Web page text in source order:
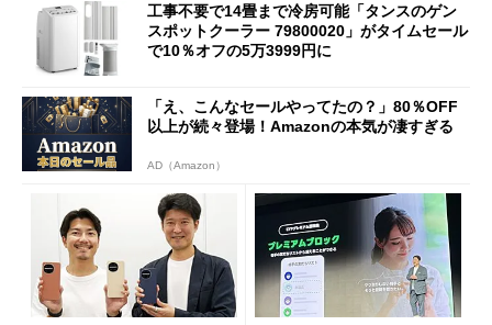
工事不要で14畳まで冷房可能「タンスのゲン
スポットクーラー 79800020」がタイムセール
で10％オフの5万3999円に
「え、こんなセールやってたの？」80％OFF
以上が続々登場！Amazonの本気が凄すぎる
AD（Amazon）